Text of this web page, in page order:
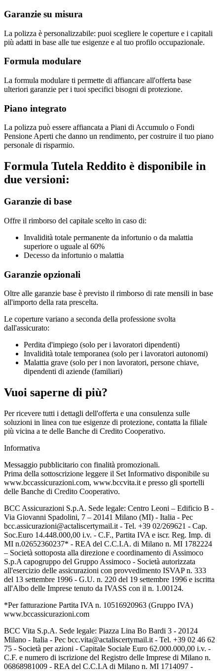
Garanzie su misura
La polizza è personalizzabile: puoi scegliere le coperture e i capitali
più adatti in base alle tue esigenze e al tuo profilo occupazionale.
Formula modulare
La formula modulare ti permette di affiancare all'offerta base
ulteriori garanzie per i tuoi specifici bisogni di protezione.
Piano integrato
La polizza può essere affiancata a Piani di Accumulo o Fondi
Pensione Aperti che danno un rendimento, per costruire il tuo piano
personale di risparmio.
Formula Tutela Reddito è disponibile in
due versioni:
Garanzie di base
Offre il rimborso del capitale scelto in caso di:
Invalidità totale permanente da infortunio o da malattia
superiore o uguale al 60%
Decesso da infortunio o malattia
Garanzie opzionali
Oltre alle garanzie base è previsto il rimborso di rate mensili in base
all'importo della rata prescelta.
Le coperture variano a seconda della professione svolta
dall'assicurato:
Perdita d'impiego (solo per i lavoratori dipendenti)
Invalidità totale temporanea (solo per i lavoratori autonomi)
Malattia grave (solo per i non lavoratori, persone chiave,
dipendenti di aziende (familiari)
Vuoi saperne di più?
Per ricevere tutti i dettagli dell'offerta e una consulenza sulle
soluzioni in linea con tue esigenze di protezione, contatta la filiale
più vicina a te delle Banche di Credito Cooperativo.
Informativa
Messaggio pubblicitario con finalità promozionali.
Prima della sottoscrizione leggere il Set Informativo disponibile su
www.bccassicurazioni.com, www.bccvita.it e presso gli sportelli
delle Banche di Credito Cooperativo.
BCC Assicurazioni S.p.A. Sede legale: Centro Leoni – Edificio B -
Via Giovanni Spadolini, 7 – 20141 Milano (MI) - Italia - Pec
bcc.assicurazioni@actaliscertymail.it - Tel. +39 02/269621 - Cap.
Soc.Euro 14.448.000,00 i.v. - C.F., Partita IVA e iscr. Reg. Imp. di
MI n.02652360237* - REA del C.C.I.A. di Milano n. MI 1782224
– Società sottoposta alla direzione e coordinamento di Assimoco
S.p.A capogruppo del Gruppo Assimoco - Società autorizzata
all'esercizio delle assicurazioni con provvedimento ISVAP n. 333
del 13 settembre 1996 - G.U. n. 220 del 19 settembre 1996 e iscritta
all'Albo delle Imprese tenuto da IVASS con il n. 1.00124.
*Per fatturazione Partita IVA n. 10516920963 (Gruppo IVA)
www.bccassicurazioni.com
BCC Vita S.p.A. Sede legale: Piazza Lina Bo Bardi 3 - 20124
Milano - Italia - Pec bcc.vita@actaliscertymail.it - Tel. +39 02 46 62
75 - Società per azioni - Capitale Sociale Euro 62.000.000,00 i.v. -
C.F. e numero di iscrizione del Registro delle Imprese di Milano n.
06868981009 - REA del C.C.I.A di Milano n. MI 1714097 -